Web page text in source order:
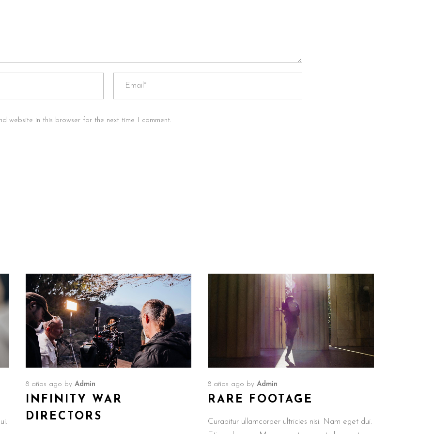
website in this browser for the next time I comment.
8 años ago by Admin
INFINITY WAR
DIRECTORS
8 años ago byAdmin
RARE FOOTAGE
Curabitur ullamcorper ultricies nisi. Nam eget dui.